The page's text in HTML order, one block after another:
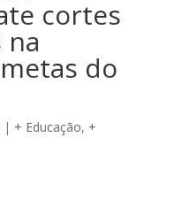
cortes
do
| + Educação, +